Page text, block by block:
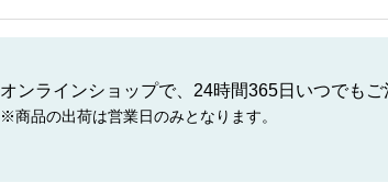
オンラインショップで、24時間365日いつでもご
※商品の出荷は営業日のみとなります。